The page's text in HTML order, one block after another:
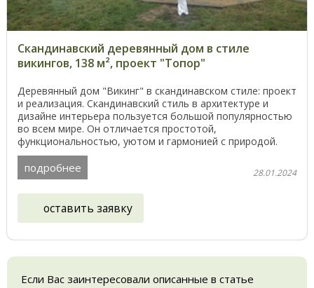
Скандинавский деревянный дом в стиле
викингов, 138 м², проект "Топор"
Деревянный дом "Викинг" в скандинавском стиле: проект
и реализация. Скандинавский стиль в архитектуре и
дизайне интерьера пользуется большой популярностью
во всем мире. Он отличается простотой,
функциональностью, уютом и гармонией с природой.
Дерево ...
подробнее 28.01.2024
оставить заявку
Если Вас заинтересовали описанные в статье